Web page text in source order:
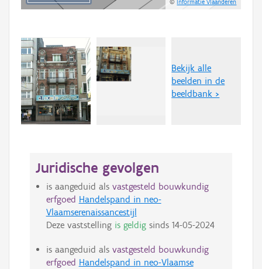
©Informatie Vlaanderen
Bekijk alle
beelden in de
beeldbank >
Juridische gevolgen
is aangeduid als vastgesteld bouwkundig
erfgoed Handelspand in neo-
Vlaamserenaissancestijl
Deze vaststelling is geldigsinds 14-05-2024
is aangeduid als vastgesteld bouwkundig
erfgoed Handelspand in neo-Vlaamse